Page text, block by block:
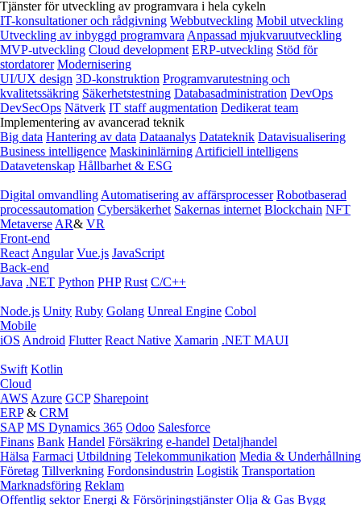
Tjänster för utveckling av programvara i hela cykeln
IT-konsultationer och rådgivning Webbutveckling Mobil utveckling
Utveckling av inbyggd programvara Anpassad mjukvaruutveckling
MVP-utveckling Cloud development ERP-utveckling Stöd för
stordatorer Modernisering
UI/UX design 3D-konstruktion Programvarutestning och
kvalitetssäkring Säkerhetstestning Databasadministration DevOps
DevSecOps Nätverk IT staff augmentation Dedikerat team
Implementering av avancerad teknik
Big data Hantering av data Dataanalys Datateknik Datavisualisering
Business intelligence Maskininlärning Artificiell intelligens
Datavetenskap Hållbarhet & ESG
Digital omvandling Automatisering av affärsprocesser Robotbaserad
processautomation Cybersäkerhet Sakernas internet Blockchain NFT
Metaverse AR& VR
Front-end
React Angular Vue.js JavaScript
Back-end
Java .NET Python PHP Rust C/C++
Node.js Unity Ruby Golang Unreal Engine Cobol
Mobile
iOS Android Flutter React Native Xamarin .NET MAUI
Swift Kotlin
Cloud
AWS Azure GCP Sharepoint
ERP& CRM
SAP MS Dynamics 365 Odoo Salesforce
Finans Bank Handel Försäkring e‑handel Detaljhandel
Hälsa Farmaci Utbildning Telekommunikation Media & Underhållning
Företag Tillverkning Fordonsindustrin Logistik Transportation
Marknadsföring Reklam
Offentlig sektor Energi & Försörjningstjänster Olja & Gas Bygg